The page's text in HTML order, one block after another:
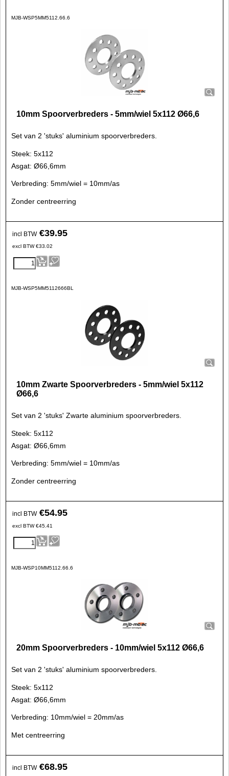
MJB-WSP5MM5112.66.6
10mm Spoorverbreders - 5mm/wiel 5x112 Ø66,6
Set van 2 'stuks' aluminium spoorverbreders.
Steek: 5x112
Asgat: Ø66,6mm
Verbreding: 5mm/wiel = 10mm/as
Zonder centreerring
incl BTW €39.95
excl BTW €33.02
MJB-WSP5MM5112666BL
10mm Zwarte Spoorverbreders - 5mm/wiel 5x112
Ø66,6
Set van 2 'stuks' Zwarte aluminium spoorverbreders.
Steek: 5x112
Asgat: Ø66,6mm
Verbreding: 5mm/wiel = 10mm/as
Zonder centreerring
incl BTW €54.95
excl BTW €45.41
MJB-WSP10MM5112.66.6
20mm Spoorverbreders - 10mm/wiel 5x112 Ø66,6
Set van 2 'stuks' aluminium spoorverbreders.
Steek: 5x112
Asgat: Ø66,6mm
Verbreding: 10mm/wiel = 20mm/as
Met centreerring
incl BTW €68.95